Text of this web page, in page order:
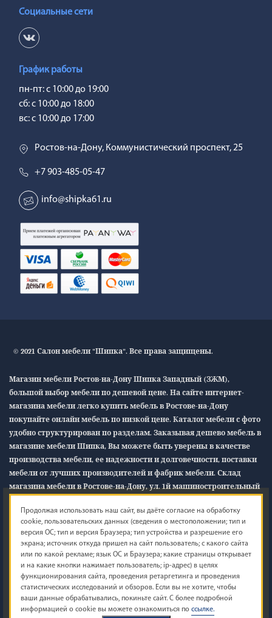
Социальные сети
График работы
пн-пт: с 10:00 до 19:00
сб: с 10:00 до 18:00
вс: с 10:00 до 17:00
Ростов-на-Дону, Коммунистический проспект, 25
+7 903-485-05-47
info@shipka61.ru
© 2021 Салон мебели "Шипка". Все права защищены.
Магазин мебели Ростов-на-Дону Шипка Западный (ЗЖМ),
большой выбор мебели по дешевой цене. На сайте интернет-
магазина мебели легко купить мебель в Ростове-на-Дону
покупайте онлайн мебель по низкой цене. Каталог мебели с фото
удобно структурирован по разделам. Заказывая дешево мебель в
магазине мебели Шипка, Вы можете быть уверены в качестве
производства мебели, ее надежности и долговечности, поставки
мебели от лучших производителей и фабрик мебели. Склад
магазина мебели в Ростове-на-Дону, ул. 1й машиностроительный
Обращаем ваше внимание на то, что данный интернет-сайт
носит исключительно информационный характер и ни при
каких условиях не является публичной офертой, определяемой
положениями Статьи 437 (2) Гражданского кодекса Российской
Федерации. Для получения подробной информации о наличии и
точной стоимости указанных товаров и (или) услуг, пожалуйста,
обращайтесь к менеджеру сайта с помощью специальной формы
Продолжая использовать наш сайт, вы даёте согласие на обработку
cookie, пользовательских данных (сведения о местоположении; тип и
версия ОС; тип и версия Браузера; тип устройства и разрешение его
экрана; источник откуда пришел на сайт пользователь; с какого сайта
или по какой рекламе; язык ОС и Браузера; какие страницы открывает
и на какие кнопки нажимает пользователь; ip-адрес) в целях
функционирования сайта, проведения ретаргетинга и проведения
статистических исследований и обзоров. Если вы не хотите, чтобы
ваши данные обрабатывались, покиньте сайт. С более подробной
информацией о cookie вы можете ознакомиться по ссылке.